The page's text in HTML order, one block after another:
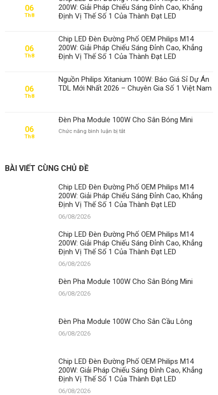
06
Th8
200W: Giải Pháp Chiếu Sáng Đỉnh Cao, Khẳng
Định Vị Thế Số 1 Của Thành Đạt LED
06
Th8
Chip LED Đèn Đường Phố OEM Philips M14
200W: Giải Pháp Chiếu Sáng Đỉnh Cao, Khẳng
Định Vị Thế Số 1 Của Thành Đạt LED
06
Th8
Nguồn Philips Xitanium 100W: Báo Giá Sỉ Dự Án
TDL Mới Nhất 2026 – Chuyên Gia Số 1 Việt Nam
06
Th8
Đèn Pha Module 100W Cho Sân Bóng Mini
Chức năng bình luận bị tắtở
Bóng
Mini
BÀI VIẾT CÙNG CHỦ ĐỀ
Chip LED Đèn Đường Phố OEM Philips M14
200W: Giải Pháp Chiếu Sáng Đỉnh Cao, Khẳng
Định Vị Thế Số 1 Của Thành Đạt LED
06/08/2026
Chip LED Đèn Đường Phố OEM Philips M14
200W: Giải Pháp Chiếu Sáng Đỉnh Cao, Khẳng
Định Vị Thế Số 1 Của Thành Đạt LED
06/08/2026
Đèn Pha Module 100W Cho Sân Bóng Mini
06/08/2026
Đèn Pha Module 100W Cho Sân Cầu Lông
06/08/2026
Chip LED Đèn Đường Phố OEM Philips M14
200W: Giải Pháp Chiếu Sáng Đỉnh Cao, Khẳng
Định Vị Thế Số 1 Của Thành Đạt LED
06/08/2026